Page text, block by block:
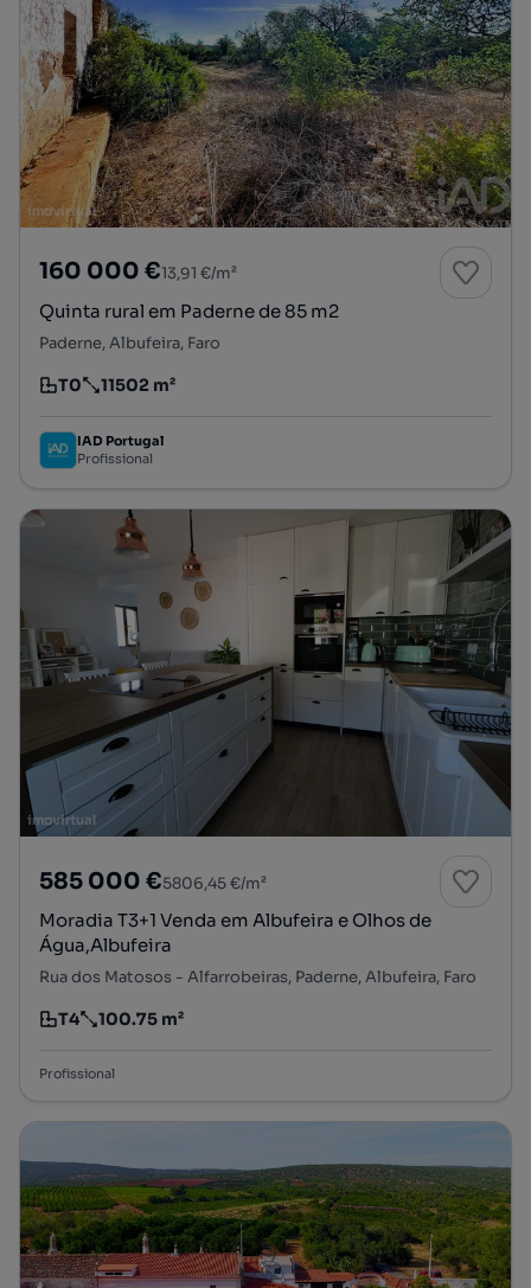
160 000 €13,91 €/m²
Quinta rural em Paderne de 85 m2
Paderne, Albufeira, Faro
Tipologia
T0
Preço por metro quadrado
11502 m²
IAD Portugal
Profissional
585 000 €5806,45 €/m²
Moradia T3+1 Venda em Albufeira e Olhos de
Água,Albufeira
Rua dos Matosos - Alfarrobeiras, Paderne, Albufeira, Faro
Tipologia
T4
Preço por metro quadrado
100.75 m²
Profissional